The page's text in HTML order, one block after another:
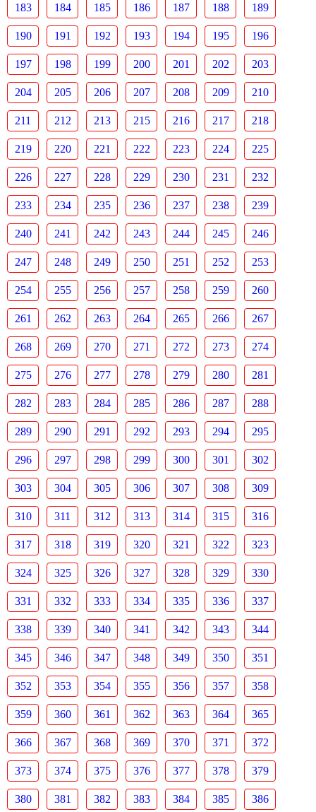
183 184 185 186 187 188 189
190 191 192 193 194 195 196
197 198 199 200 201 202 203
204 205 206 207 208 209 210
211 212 213 215 216 217 218
219 220 221 222 223 224 225
226 227 228 229 230 231 232
233 234 235 236 237 238 239
240 241 242 243 244 245 246
247 248 249 250 251 252 253
254 255 256 257 258 259 260
261 262 263 264 265 266 267
268 269 270 271 272 273 274
275 276 277 278 279 280 281
282 283 284 285 286 287 288
289 290 291 292 293 294 295
296 297 298 299 300 301 302
303 304 305 306 307 308 309
310 311 312 313 314 315 316
317 318 319 320 321 322 323
324 325 326 327 328 329 330
331 332 333 334 335 336 337
338 339 340 341 342 343 344
345 346 347 348 349 350 351
352 353 354 355 356 357 358
359 360 361 362 363 364 365
366 367 368 369 370 371 372
373 374 375 376 377 378 379
380 381 382 383 384 385 386